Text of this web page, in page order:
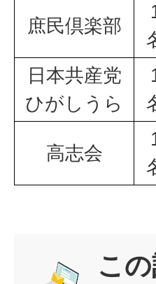
庶民倶楽部
日本共産党
ひがしうら
高志会
こ